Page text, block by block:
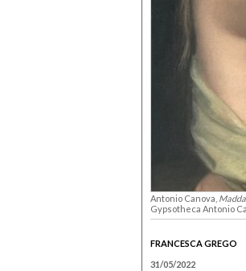
Antonio Canova,
Gypsotheca Antonio
FRANCESCA GREGO
31/05/2022